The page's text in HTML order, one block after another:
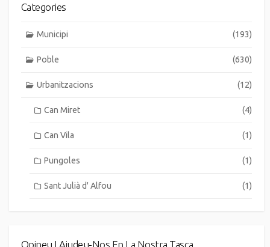
Categories
Municipi (193)
Poble (630)
Urbanitzacions (12)
Can Miret (4)
Can Vila (1)
Pungoles (1)
Sant Julià d' Alfou (1)
Opineu I Ajudeu-Nos En La Nostra Tasca